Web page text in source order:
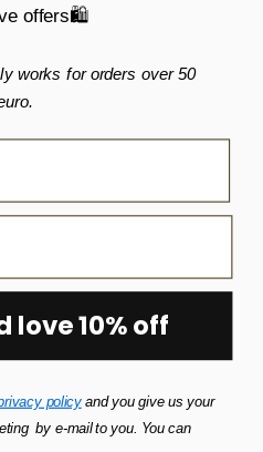
Servicevilkår Leveringspolitik
offers🛍️
works for orders over 50
love 10% off
policyand you give us your
by e-mail to you. You can